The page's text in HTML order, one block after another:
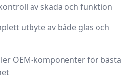
av skada och funktion
utbyte av både glas och
OEM-komponenter för bästa